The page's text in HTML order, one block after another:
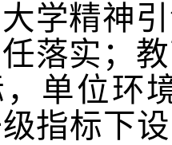
学精神
落实；
单位环
指标下设